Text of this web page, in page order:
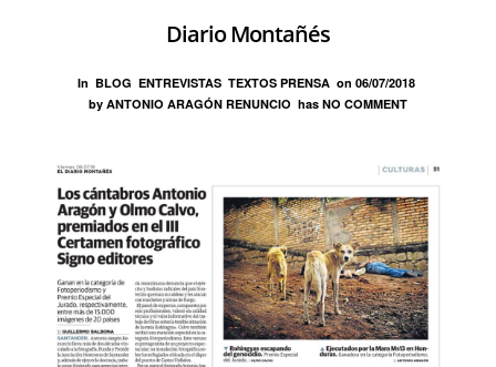
Diario Montañés
In BLOG ENTREVISTAS TEXTOS PRENSA on 06/07/2018
by ANTONIO ARAGÓN RENUNCIO has NO COMMENT